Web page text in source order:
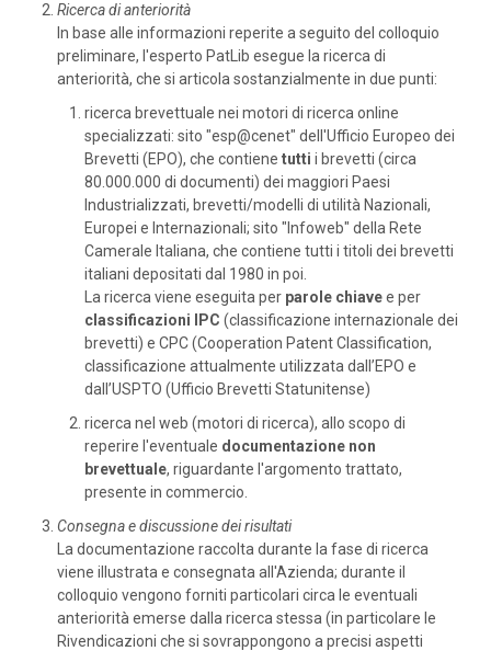
Ricerca di anteriorità
In base alle informazioni reperite a seguito del colloquio
preliminare, l'esperto PatLib esegue la ricerca di
anteriorità, che si articola sostanzialmente in due punti:
ricerca brevettuale nei motori di ricerca online
specializzati: sito "esp@cenet" dell'Ufficio Europeo dei
Brevetti (EPO), che contiene tutti i brevetti (circa
80.000.000 di documenti) dei maggiori Paesi
Industrializzati, brevetti/modelli di utilità Nazionali,
Europei e Internazionali; sito "Infoweb" della Rete
Camerale Italiana, che contiene tutti i titoli dei brevetti
italiani depositati dal 1980 in poi.
La ricerca viene eseguita per parole chiavee per
classificazioni IPC (classificazione internazionale dei
brevetti) e CPC (Cooperation Patent Classification,
classificazione attualmente utilizzata dall’EPO e
dall’USPTO (Ufficio Brevetti Statunitense)
ricerca nel web (motori di ricerca), allo scopo di
reperire l'eventuale documentazione non
brevettuale, riguardante l'argomento trattato,
presente in commercio.
Consegna e discussione dei risultati
La documentazione raccolta durante la fase di ricerca
viene illustrata e consegnata all'Azienda; durante il
colloquio vengono forniti particolari circa le eventuali
anteriorità emerse dalla ricerca stessa (in particolare le
Rivendicazioni che si sovrappongono a precisi aspetti